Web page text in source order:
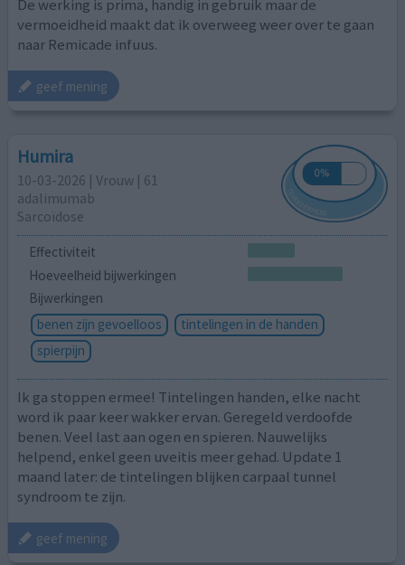
De werking is prima, handig in gebruik maar de
vermoeidheid maakt dat ik overweeg weer over te gaan
naar Remicade infuus.
geef mening
Humira
10-03-2026 | Vrouw | 61
adalimumab
Sarcoïdose
Effectiviteit
Hoeveelheid bijwerkingen
Bijwerkingen
benen zijn gevoelloos
tintelingen in de handen
spierpijn
Ik ga stoppen ermee! Tintelingen handen, elke nacht
word ik paar keer wakker ervan. Geregeld verdoofde
benen. Veel last aan ogen en spieren. Nauwelijks
helpend, enkel geen uveitis meer gehad. Update 1
maand later: de tintelingen blijken carpaal tunnel
syndroom te zijn.
geef mening